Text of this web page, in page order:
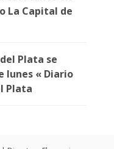
La Capital de
Plata se
lunes « Diario
Plata